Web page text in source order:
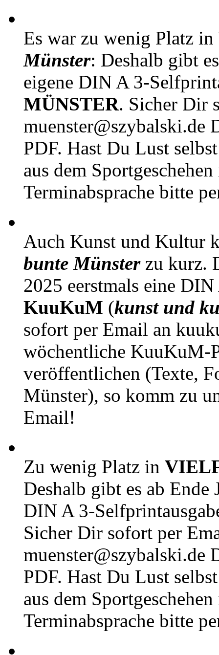
Es war zu wenig Platz in
Münster: Deshalb gibt
eigene DIN A 3-
MÜNSTER. Sicher Dir
muenster@szybalski.de
PDF. Hast Du Lust
aus dem
Terminabsprache bitte
Auch Kunst und Kultur
bunte Münsterzu kurz.
2025 eerstmals eine
KuuKuM (kunst und
sofort per Email an
wöchentliche KuuKuM-
veröffentlichen (Texte,
Münster), so komm zu
Email!
Zu wenig Platz in
Deshalb gibt es ab Ende
DIN A 3-
Sicher Dir sofort per
muenster@szybalski.de
PDF. Hast Du Lust
aus dem
Terminabsprache bitte